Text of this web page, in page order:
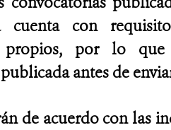
cuenta con
propios, por lo que
antes de
de acuerdo con las